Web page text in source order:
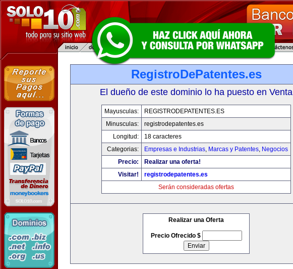
RegistroDePatentes.es
El dueño de este dominio lo ha puesto en Venta
Mayusculas:
REGISTRODEPATENTES.ES
Minusculas:
registrodepatentes.es
Longitud:
18 caracteres
Categorias:
Empresas e Industrias, Marcas y Patentes, Negocios
Precio:
Realizar una oferta!
Visitar!
registrodepatentes.es
Serán consideradas ofertas
Realizar una Oferta
Precio Ofrecido $